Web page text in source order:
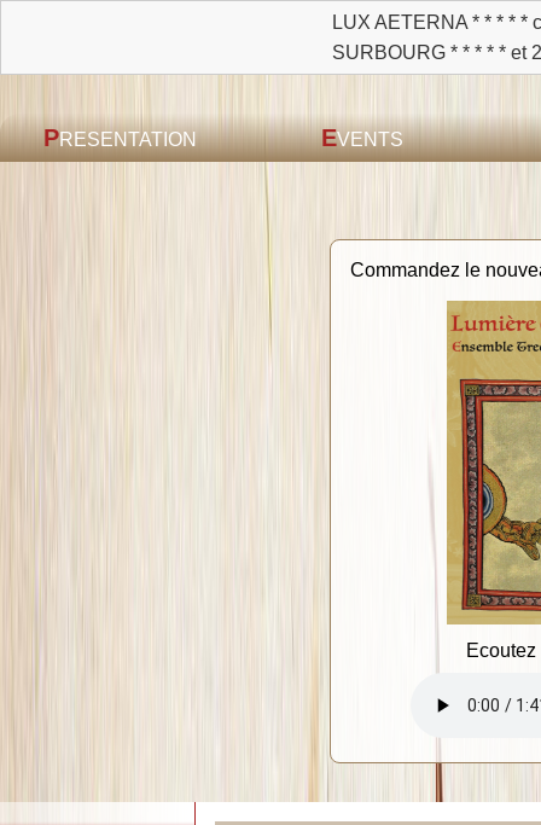
grégoriens et polyphonie médiévale par l'ENSEMBLE
à 20 h à SAVERNE, église Notre-Dame-de-la-Nativité
PRESENTATION EVENTS
Commandez le